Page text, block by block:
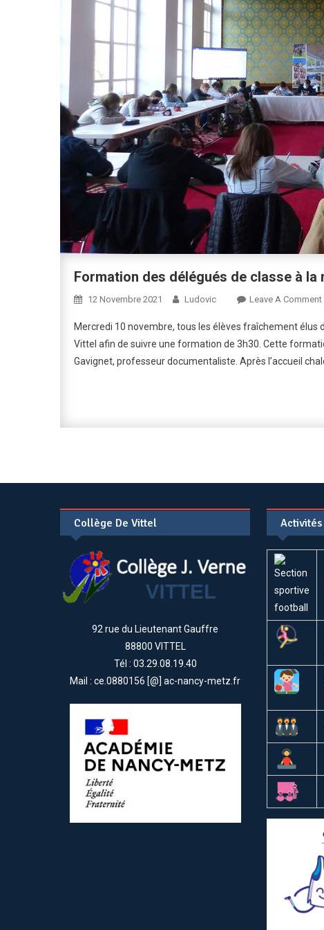
Formation des délégués de classe à la
12 Novembre 2021 Ludovic Leave A Comment
Mercredi 10 novembre, tous les élèves fraîchement élus
Vittel afin de suivre une formation de 3h30. Cette
Gavignet, professeur documentaliste. Après l’accueil
Collège De Vittel
92 rue du Lieutenant Gauffre
88800 VITTEL
Tél : 03.29.08.19.40
Mail : ce.0880156 [@] ac-nancy-metz.fr